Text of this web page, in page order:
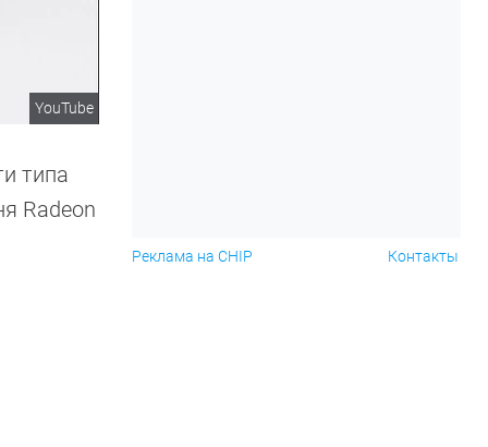
YouTube
типа
Radeon
Реклама на CHIP Контакты